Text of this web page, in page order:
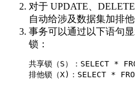
对于 UPDATE、
自动给涉及数据集加排
事务可以通过以下语句
锁：
共享锁（S）：SELECT *
排他锁（X)：SELECT *